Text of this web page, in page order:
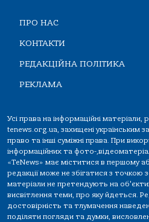
ПРО НАС
КОНТАКТИ
РЕДАКЦІЙНА ПОЛІТИКА
РЕКЛАМА
Усі права на інформаційні матеріали,
tenews.org.ua, захищені українським
право та інші суміжні права. При
інформаційних та фото-
«TeNews» має міститися в першому
редакції може не збігатися з точкою
матеріали не претендують на
висвітлення теми, про яку йдеться.
достовірність та тлумачення
поділяти погляди та думки,